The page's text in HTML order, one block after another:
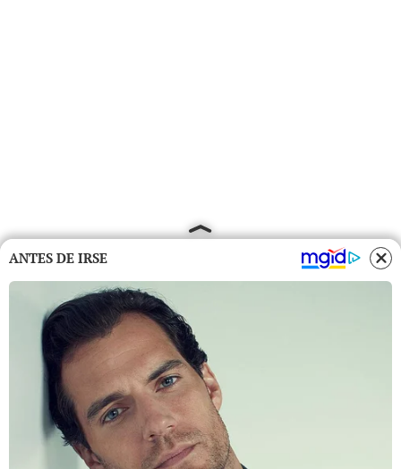
ANTES DE IRSE